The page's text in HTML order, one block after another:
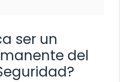
ser un
del